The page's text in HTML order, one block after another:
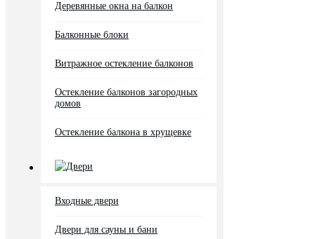
Деревянные окна на балкон
Балконные блоки
Витражное остекление балконов
Остекление балконов загородных
домов
Остекление балкона в хрущевке
Двери
Входные двери
Двери для сауны и бани